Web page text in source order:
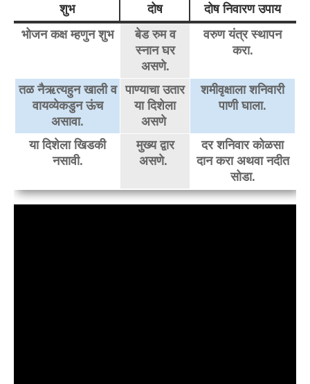
शुभ दोष
दोष निवारण उपाय
भोजन कक्ष म्हणुन शुभ
बेड रुम व
स्नान घर
असणे.
वरुण यंत्र स्थापन
करा.
तळ नैऋत्यहुन खाली व
वायव्येकडुन ऊंच
असावा.
पाण्याचा उतार
या दिशेला
असणे
शमीवृक्षाला शनिवारी
पाणी घाला.
या दिशेला खिडकी
नसावी.
मुख्य द्वार
असणे.
दर शनिवार कोळसा
दान करा अथवा नदीत
सोडा.